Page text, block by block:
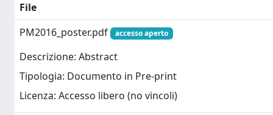
File
PM2016_poster.pdf
accesso aperto
Descrizione: Abstract
Tipologia: Documento in Pre-print
Licenza: Accesso libero (no vincoli)